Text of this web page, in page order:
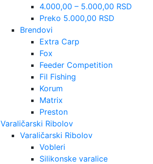
4.000,00 – 5.000,00 RSD
Preko 5.000,00 RSD
Brendovi
Extra Carp
Fox
Feeder Competition
Fil Fishing
Korum
Matrix
Preston
Varaličarski Ribolov
Varaličarski Ribolov
Vobleri
Silikonske varalice